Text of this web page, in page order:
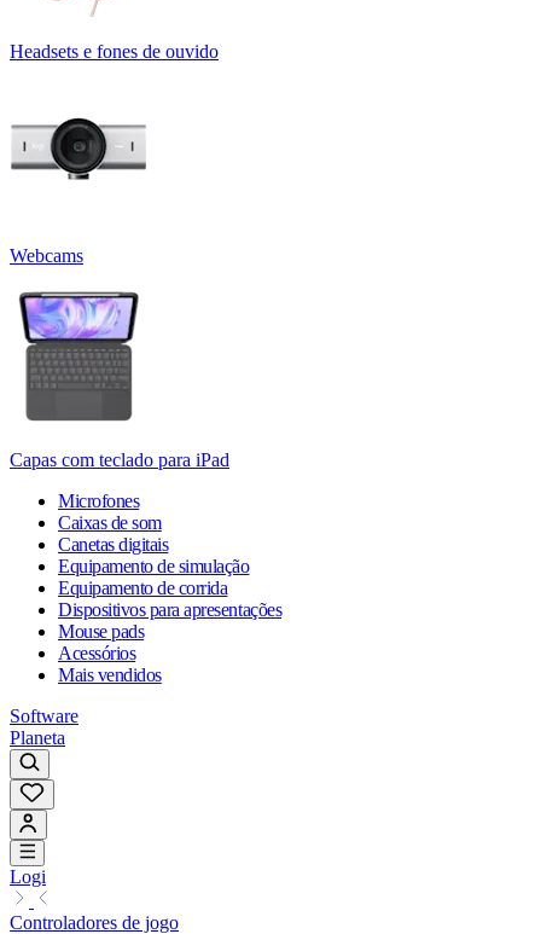
Headsets e fones de ouvido
Webcams
Capas com teclado para iPad
Microfones
Caixas de som
Canetas digitais
Equipamento de simulação
Equipamento de corrida
Dispositivos para apresentações
Mouse pads
Acessórios
Mais vendidos
Software
Planeta
Logi
Controladores de jogo